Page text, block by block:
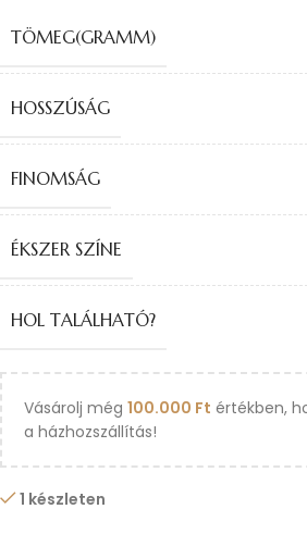
TÖMEG(GRAMM)
HOSSZÚSÁG
FINOMSÁG
ÉKSZER SZÍNE
HOL TALÁLHATÓ?
Vásárolj még 100.000 Ft értékben,
a házhozszállítás!
1 készleten